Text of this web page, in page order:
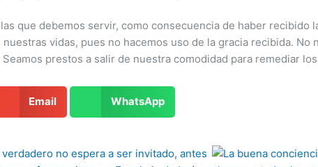
que debemos servir, como consecuencia de haber recibido
vidas, pues no hacemos uso de la gracia recibida. No
prestos a salir de nuestra comodidad para remediar
Email WhatsApp